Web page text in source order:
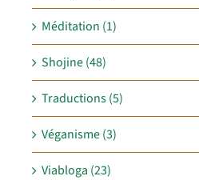
Méditation (1)
Shojine (48)
Traductions (5)
Véganisme (3)
Viabloga (23)